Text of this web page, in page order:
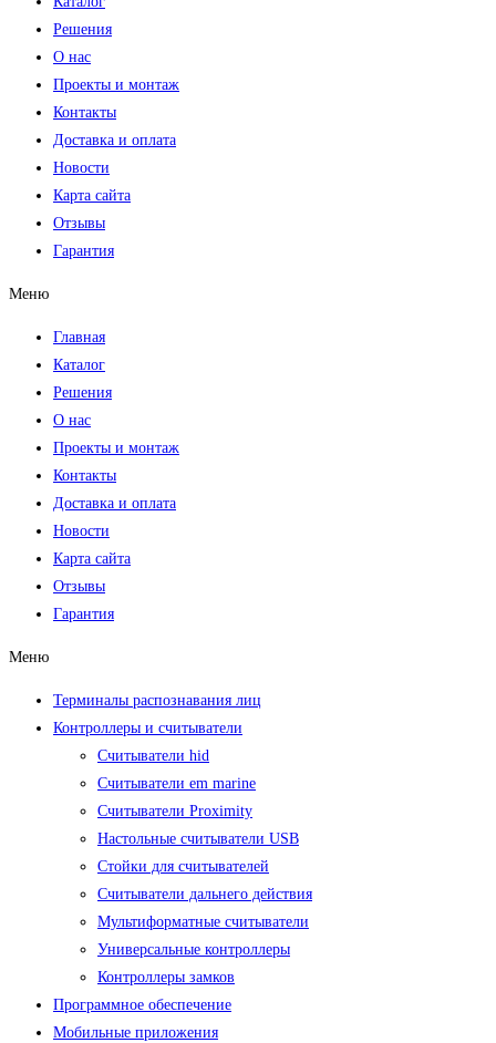
Решения
О нас
Проекты и монтаж
Контакты
Доставка и оплата
Новости
Карта сайта
Отзывы
Гарантия
Меню
Главная
Каталог
Решения
О нас
Проекты и монтаж
Контакты
Доставка и оплата
Новости
Карта сайта
Отзывы
Гарантия
Меню
Терминалы распознавания лиц
Контроллеры и считыватели
Считыватели hid
Считыватели em marine
Считыватели Proximity
Настольные считыватели USB
Стойки для считывателей
Считыватели дальнего действия
Мультиформатные считыватели
Универсальные контроллеры
Контроллеры замков
Программное обеспечение
Мобильные приложения